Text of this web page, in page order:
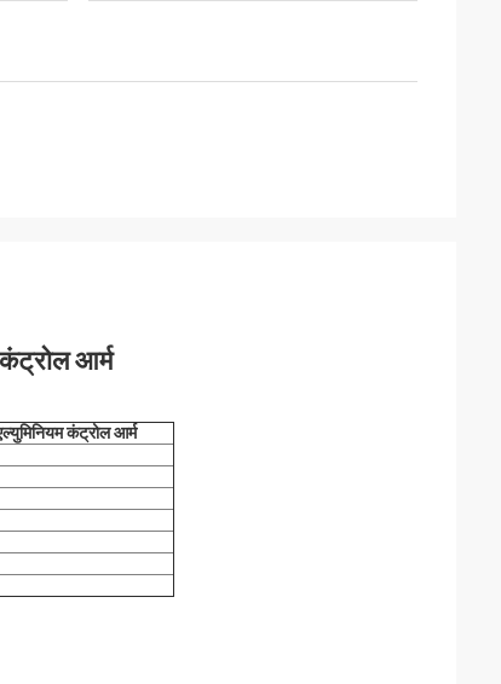
आर्म
कंट्रोल आर्म